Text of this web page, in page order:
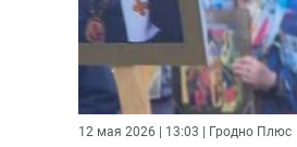
12 мая 2026 | 13:03 | Гродно Плюс